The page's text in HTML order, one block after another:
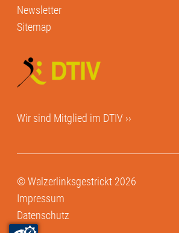
Newsletter
Sitemap
Wir sind Mitglied im DTIV ››
© Walzerlinksgestrickt 2026
Impressum
Datenschutz